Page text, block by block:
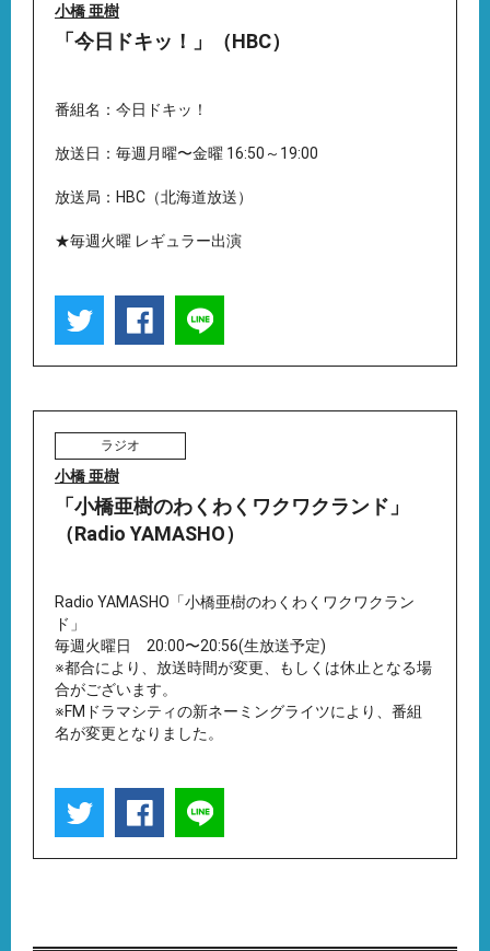
小橋 亜樹
「今日ドキッ！」（HBC）
番組名：今日ドキッ！
放送日：毎週月曜〜金曜 16:50～19:00
放送局：HBC（北海道放送）
★毎週火曜 レギュラー出演
ラジオ
小橋 亜樹
「小橋亜樹のわくわくワクワクランド」
（Radio YAMASHO）
Radio YAMASHO「小橋亜樹のわくわくワクワクラン
ド」
毎週火曜日 20:00〜20:56(生放送予定)
※都合により、放送時間が変更、もしくは休止となる場
合がございます。
※FMドラマシティの新ネーミングライツにより、番組
名が変更となりました。